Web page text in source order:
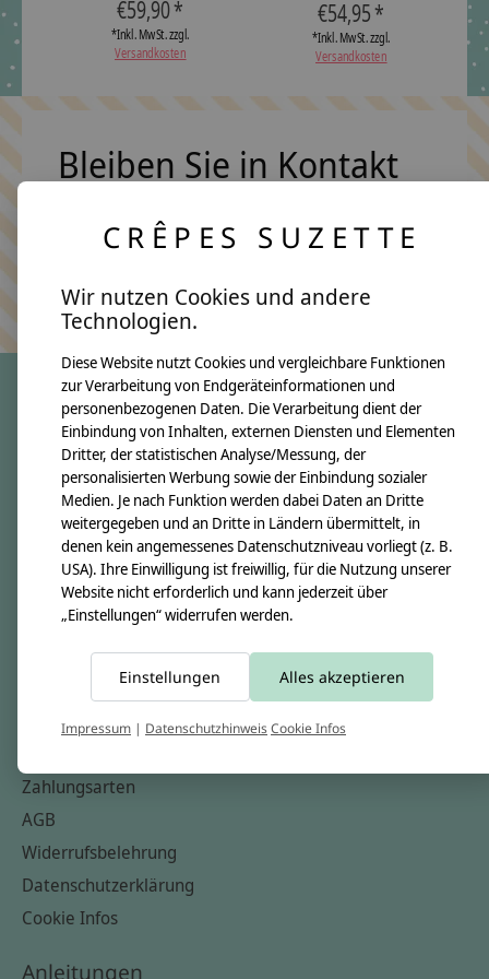
€59,90 *
*Inkl. MwSt. zzgl.
Versandkosten
€54,95 *
*Inkl. MwSt. zzgl.
Versandkosten
Bleiben Sie in Kontakt
Keine Sorge, wir übertreiben es nicht
crêpes suzette
Über uns
Unsere Creppies
Nähkästchen
Unsere Stoffe
Impressum
Informationen
Kontakt
Zahlungsarten
AGB
Widerrufsbelehrung
Datenschutzerklärung
Cookie Infos
Anleitungen
CRÊPES SUZETTE
Wir nutzen Cookies und andere
Technologien.
Diese Website nutzt Cookies und vergleichbare Funktionen
zur Verarbeitung von Endgeräteinformationen und
personenbezogenen Daten. Die Verarbeitung dient der
Einbindung von Inhalten, externen Diensten und Elementen
Dritter, der statistischen Analyse/Messung, der
personalisierten Werbung sowie der Einbindung sozialer
Medien. Je nach Funktion werden dabei Daten an Dritte
weitergegeben und an Dritte in Ländern übermittelt, in
denen kein angemessenes Datenschutzniveau vorliegt (z. B.
USA). Ihre Einwilligung ist freiwillig, für die Nutzung unserer
Website nicht erforderlich und kann jederzeit über
„Einstellungen“ widerrufen werden.
Einstellungen Alles akzeptieren
Impressum | DatenschutzhinweisCookie Infos